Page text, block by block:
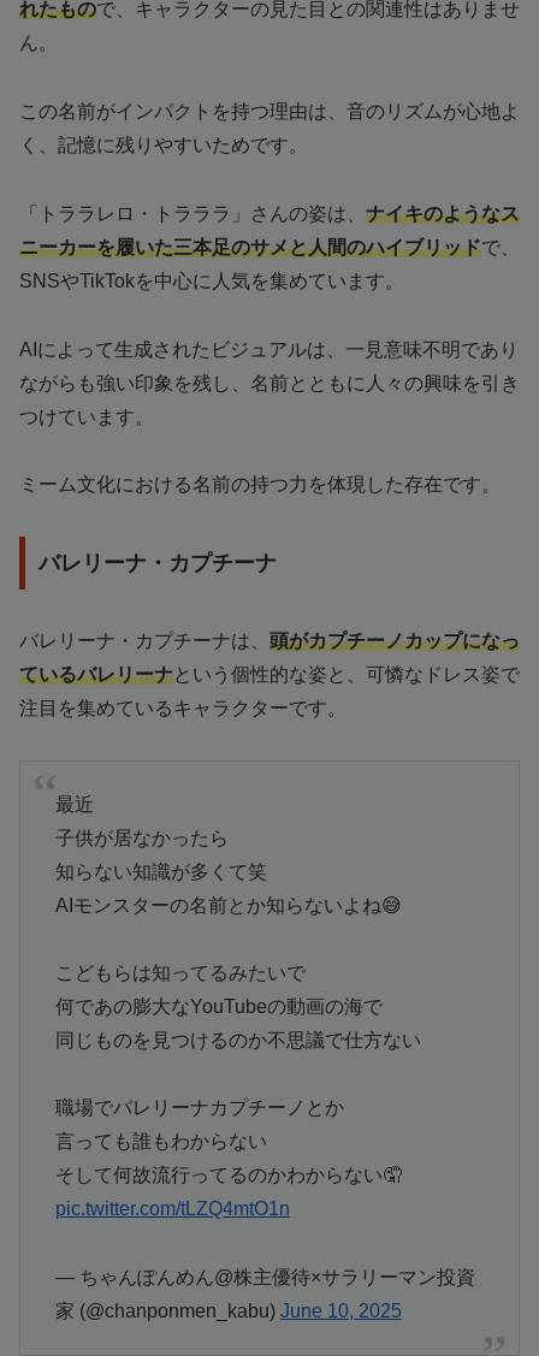
れたもので、キャラクターの見た目との関連性はありませ
ん。
この名前がインパクトを持つ理由は、音のリズムが心地よ
く、記憶に残りやすいためです。
「トララレロ・トラララ」さんの姿は、 ナイキのようなス
ニーカーを履いた三本足のサメと人間のハイブリッドで、
SNSやTikTokを中心に人気を集めています。
AIによって生成されたビジュアルは、一見意味不明であり
ながらも強い印象を残し、名前とともに人々の興味を引き
つけています。
ミーム文化における名前の持つ力を体現した存在です。
バレリーナ・カプチーナ
バレリーナ・カプチーナは、 頭がカプチーノカップになっ
ているバレリーナという個性的な姿と、可憐なドレス姿で
注目を集めているキャラクターです。
最近
子供が居なかったら
知らない知識が多くて笑
AIモンスターの名前とか知らないよね😅
こどもらは知ってるみたいで
何であの膨大なYouTubeの動画の海で
同じものを見つけるのか不思議で仕方ない
職場でバレリーナカプチーノとか
言っても誰もわからない
そして何故流行ってるのかわからない🤦
pic.twitter.com/tLZQ4mtO1n
— ちゃんぽんめん@株主優待×サラリーマン投資
家 (@chanponmen_kabu) June 10, 2025